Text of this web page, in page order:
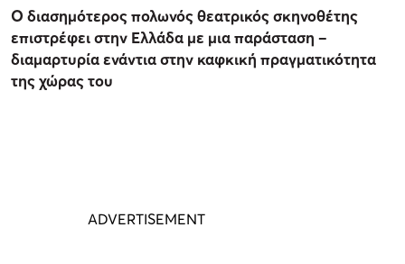
Ο διασημότερος πολωνός θεατρικός σκηνοθέτης
επιστρέφει στην Ελλάδα με μια παράσταση –
διαμαρτυρία ενάντια στην καφκική πραγματικότητα
της χώρας του